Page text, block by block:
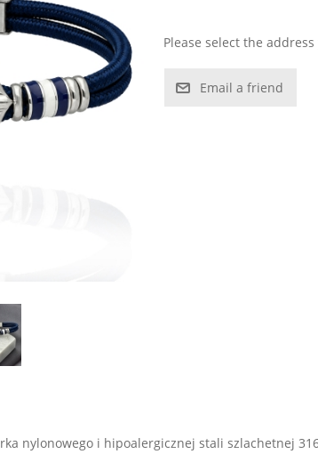
Please select the
Email a friend
nylonowego i hipoalergicznej stali szlachetnej